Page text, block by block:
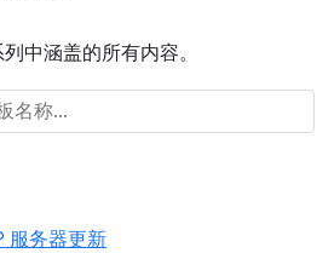
列中涵盖的所有内容。
服务器更新